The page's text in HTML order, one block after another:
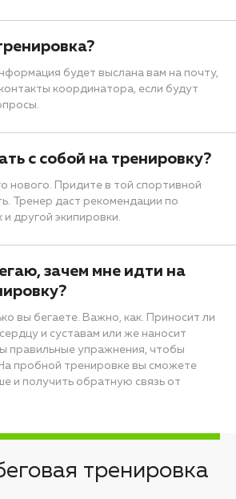
будет выслана вам на почту,
координатора, если будут
с собой на тренировку?
нового. Придите в той спортивной
Тренер даст рекомендации по
другой экипировки.
зачем мне идти на
вы бегаете. Важно, как. Приносит ли
и суставам или же наносит
правильные упражнения, чтобы
пробной тренировке вы сможете
и получить обратную связь от
тренировка